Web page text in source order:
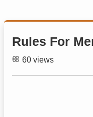
Rules For
60 views